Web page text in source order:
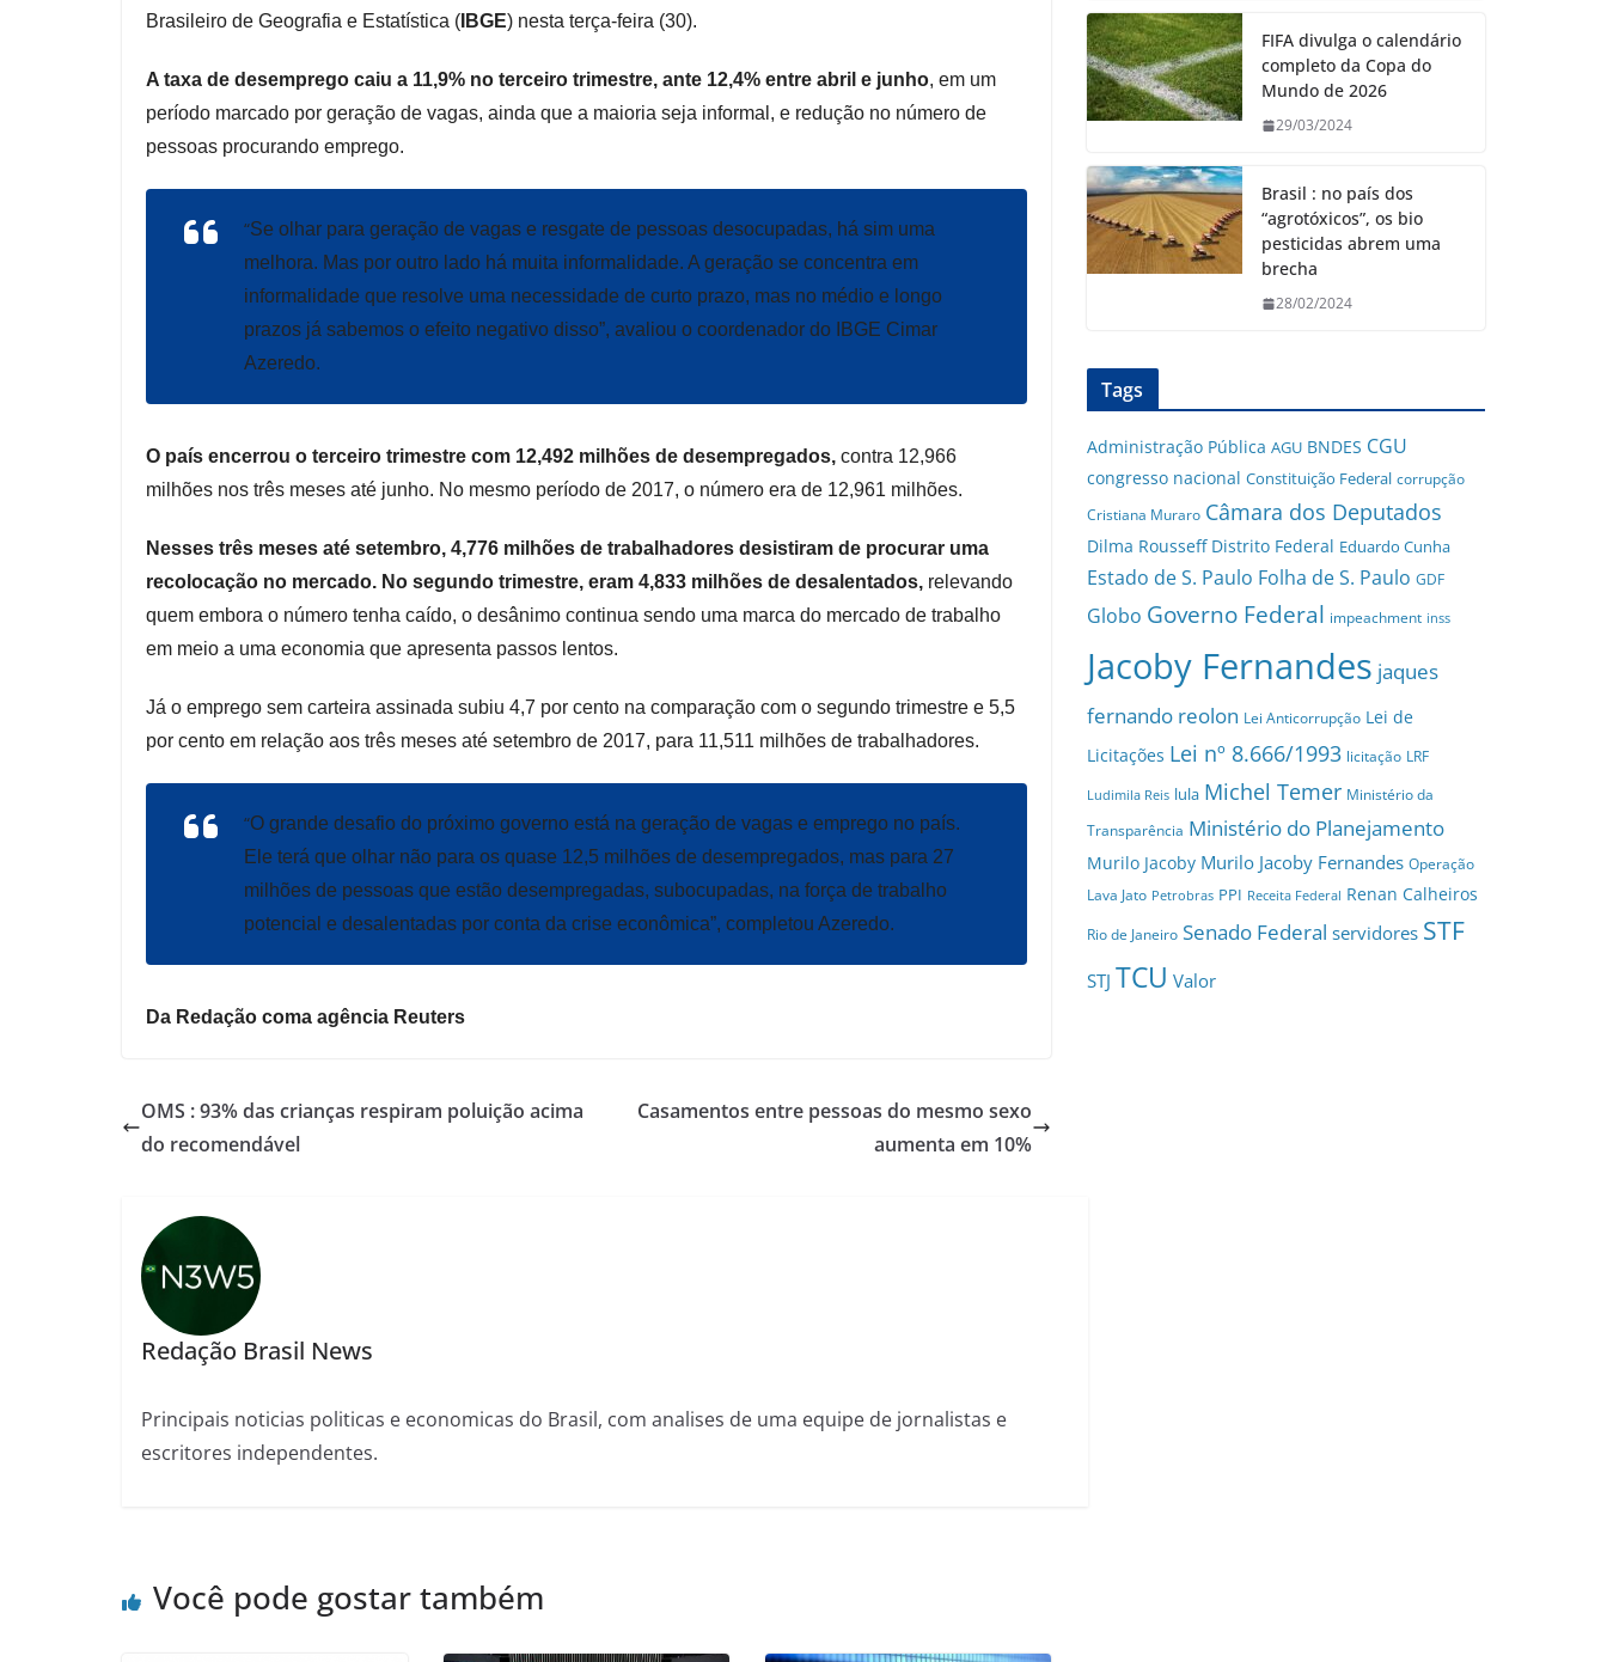
Brasileiro de Geografia e Estatística ( IBGE) nesta terça-feira (30).
A taxa de desemprego caiu a 11,9% no terceiro trimestre, ante 12,4% entre abril e junho, em um
período marcado por geração de vagas, ainda que a maioria seja informal, e redução no número de
pessoas procurando emprego.
“Se olhar para geração de vagas e resgate de pessoas desocupadas, há sim uma
melhora. Mas por outro lado há muita informalidade. A geração se concentra em
informalidade que resolve uma necessidade de curto prazo, mas no médio e longo
prazos já sabemos o efeito negativo disso”, avaliou o coordenador do IBGE Cimar
Azeredo.
O país encerrou o terceiro trimestre com 12,492 milhões de desempregados, contra 12,966
milhões nos três meses até junho. No mesmo período de 2017, o número era de 12,961 milhões.
Nesses três meses até setembro, 4,776 milhões de trabalhadores desistiram de procurar uma
recolocação no mercado. No segundo trimestre, eram 4,833 milhões de desalentados, relevando
quem embora o número tenha caído, o desânimo continua sendo uma marca do mercado de trabalho
em meio a uma economia que apresenta passos lentos.
Já o emprego sem carteira assinada subiu 4,7 por cento na comparação com o segundo trimestre e 5,5
por cento em relação aos três meses até setembro de 2017, para 11,511 milhões de trabalhadores.
“O grande desafio do próximo governo está na geração de vagas e emprego no país.
Ele terá que olhar não para os quase 12,5 milhões de desempregados, mas para 27
milhões de pessoas que estão desempregadas, subocupadas, na força de trabalho
potencial e desalentadas por conta da crise econômica”, completou Azeredo.
Da Redação coma agência Reuters
OMS : 93% das crianças respiram poluição acima
do recomendável
Casamentos entre pessoas do mesmo sexo
aumenta em 10%
Redação Brasil News
Principais noticias politicas e economicas do Brasil, com analises de uma equipe de jornalistas e
escritores independentes.
Você pode gostar também
FIFA divulga o calendário
completo da Copa do
Mundo de 2026
29/03/2024
Brasil : no país dos
“agrotóxicos”, os bio
pesticidas abrem uma
brecha
28/02/2024
Tags
Administração Pública AGU BNDES CGU
congresso nacional Constituição Federal corrupção
Cristiana Muraro Câmara dos Deputados
Dilma Rousseff Distrito Federal Eduardo Cunha
Estado de S. Paulo Folha de S. Paulo GDF
Globo Governo Federal impeachment inss
Jacoby Fernandes jaques
fernando reolon Lei Anticorrupção Lei de
Licitações Lei nº 8.666/1993 licitação LRF
Ludimila Reis lula Michel Temer Ministério da
Transparência Ministério do Planejamento
Murilo Jacoby Murilo Jacoby Fernandes Operação
Lava Jato Petrobras PPI Receita Federal Renan Calheiros
Rio de Janeiro Senado Federal servidores STF
STJ TCU Valor